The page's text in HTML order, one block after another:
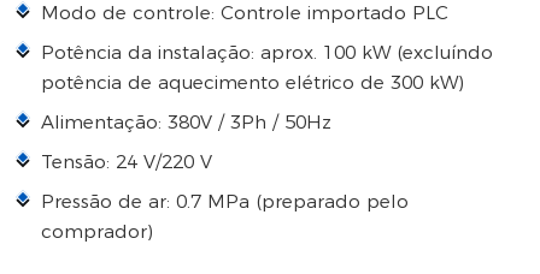
Modo de controle: Controle importado PLC
Potência da instalação: aprox. 100 kW (excluíndo
potência de aquecimento elétrico de 300 kW)
Alimentação: 380V / 3Ph / 50Hz
Tensão: 24 V/220 V
Pressão de ar: 0.7 MPa (preparado pelo
comprador)